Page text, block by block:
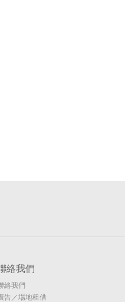
絡我們
絡我們
告／場地租借